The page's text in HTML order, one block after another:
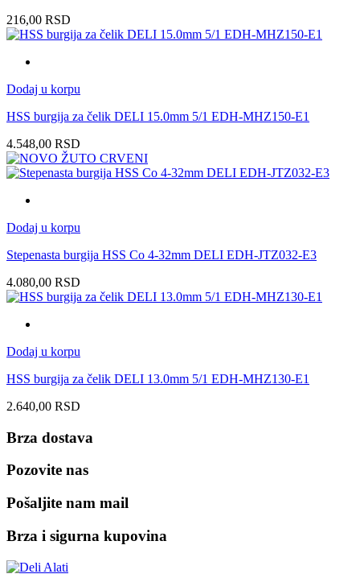
216,00 RSD
Dodaj u korpu
HSS burgija za čelik DELI 15.0mm 5/1 EDH-MHZ150-E1
4.548,00 RSD
Dodaj u korpu
Stepenasta burgija HSS Co 4-32mm DELI EDH-JTZ032-E3
4.080,00 RSD
Dodaj u korpu
HSS burgija za čelik DELI 13.0mm 5/1 EDH-MHZ130-E1
2.640,00 RSD
Brza dostava
Pozovite nas
Pošaljite nam mail
Brza i sigurna kupovina